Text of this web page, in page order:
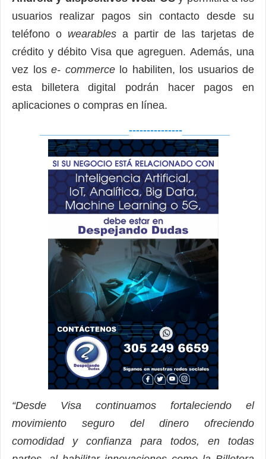
usuarios realizar pagos sin contacto desde su
teléfono o wearablesa partir de las tarjetas de
crédito y débito Visa que agreguen. Además, una
vez los e- commercelo habiliten, los usuarios de
esta billetera digital podrán hacer pagos en
aplicaciones o compras en línea.
_______________---------------________
“Desde Visa continuamos fortaleciendo el
movimiento seguro del dinero ofreciendo
comodidad y confianza para todos, en todas